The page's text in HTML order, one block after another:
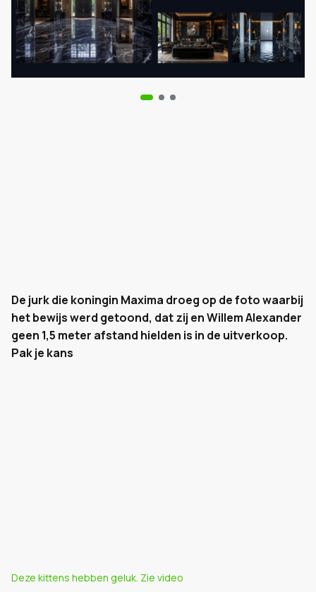
De jurk die koningin Maxima droeg op de foto waarbij
het bewijs werd getoond, dat zij en Willem Alexander
geen 1,5 meter afstand hielden is in de uitverkoop.
Pak je kans
Deze kittens hebben geluk. Zie video